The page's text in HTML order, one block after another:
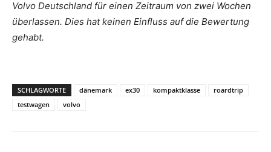
Volvo Deutschland für einen Zeitraum von zwei Wochen
überlassen. Dies hat keinen Einfluss auf die Bewertung
gehabt.
SCHLAGWORTE dänemark ex30 kompaktklasse
roardtrip
testwagen
volvo